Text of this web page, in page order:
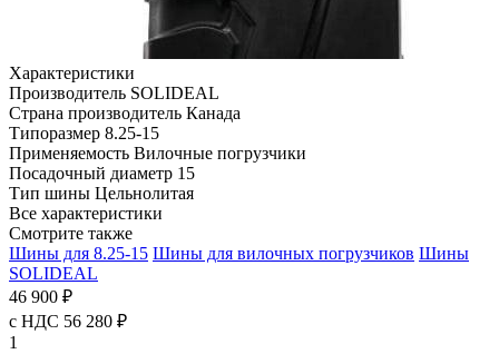
Характеристики
Производитель SOLIDEAL
Страна производитель Канада
Типоразмер 8.25-15
Применяемость Вилочные погрузчики
Посадочный диаметр 15
Тип шины Цельнолитая
Все характеристики
Смотрите также
Шины для 8.25-15 Шины для вилочных погрузчиков Шины
SOLIDEAL
46 900 ₽
с НДС 56 280 ₽
1